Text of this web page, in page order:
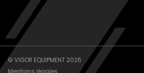
© VIGOR EQUIPMENT 2026